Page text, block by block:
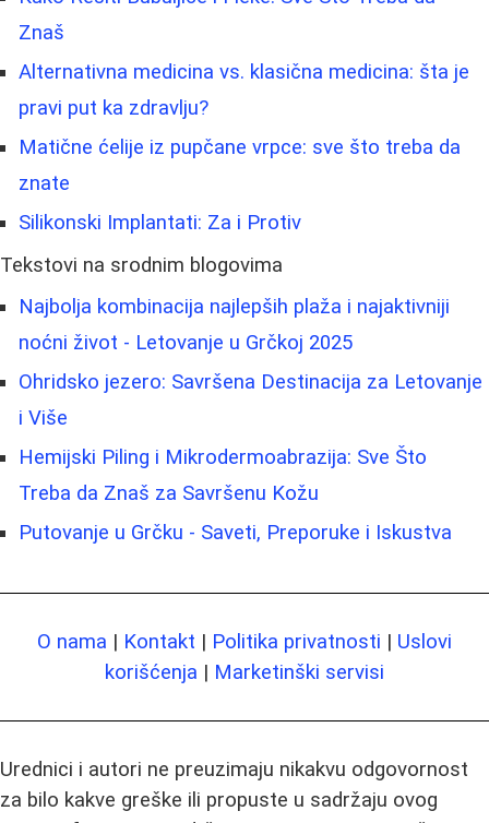
Znaš
Alternativna medicina vs. klasična medicina: šta je
pravi put ka zdravlju?
Matične ćelije iz pupčane vrpce: sve što treba da
znate
Silikonski Implantati: Za i Protiv
Tekstovi na srodnim blogovima
Najbolja kombinacija najlepših plaža i najaktivniji
noćni život - Letovanje u Grčkoj 2025
Ohridsko jezero: Savršena Destinacija za Letovanje
i Više
Hemijski Piling i Mikrodermoabrazija: Sve Što
Treba da Znaš za Savršenu Kožu
Putovanje u Grčku - Saveti, Preporuke i Iskustva
O nama | Kontakt | Politika privatnosti | Uslovi
korišćenja | Marketinški servisi
Urednici i autori ne preuzimaju nikakvu odgovornost
za bilo kakve greške ili propuste u sadržaju ovog